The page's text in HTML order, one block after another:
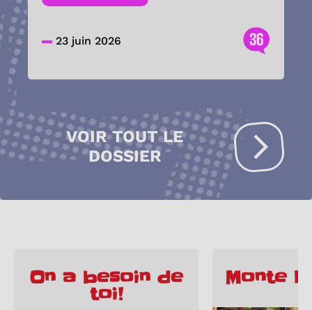
23 juin 2026 36
VOIR TOUT LE
DOSSIER
On a besoin de
toi!
Monte